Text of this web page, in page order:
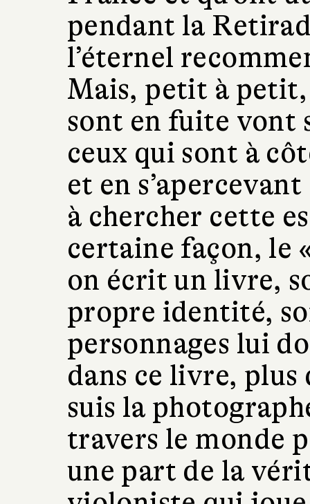
pendant la
l’éternel
Mais, petit à petit,
sont en fuite vont
ceux qui sont à
et en
à chercher cette
certaine façon, le
on écrit un livre,
propre identité,
personnages lui
dans ce livre, plus
suis la
travers le monde
une part de la